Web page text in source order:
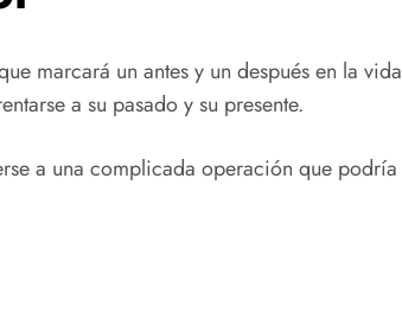
marcará un antes y un después en la vida
a su pasado y su presente.
a una complicada operación que podría